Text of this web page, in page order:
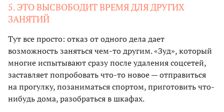
5. ЭТО ВЫСВОБОДИТ ВРЕМЯ ДЛЯ ДРУГИХ
ЗАНЯТИЙ
Тут все просто: отказ от одного дела дает
возможность заняться чем-то другим. «Зуд», который
многие испытывают сразу после удаления соцсетей,
заставляет попробовать что-то новое — отправиться
на прогулку, позаниматься спортом, приготовить что-
нибудь дома, разобраться в шкафах.